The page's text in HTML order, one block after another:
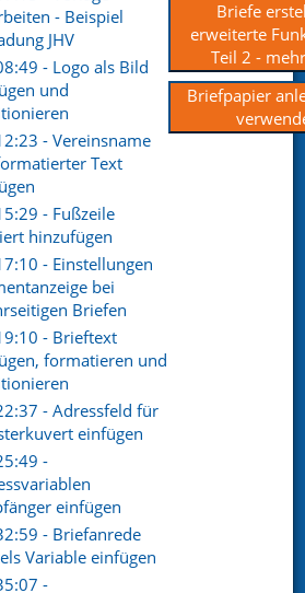
- Beispiel
JHV
- Logo als Bild
und
- Vereinsname
Text
- Fußzeile
hinzufügen
- Einstellungen
bei
Briefen
- Brieftext
formatieren und
- Adressfeld für
einfügen
-
einfügen
- Briefanrede
Variable einfügen
-
Briefe
erweiterte
Teil 2 -
Briefpapier
50648-89
Mitgliederverwaltung
Kommunikation /
Schriftverkehr